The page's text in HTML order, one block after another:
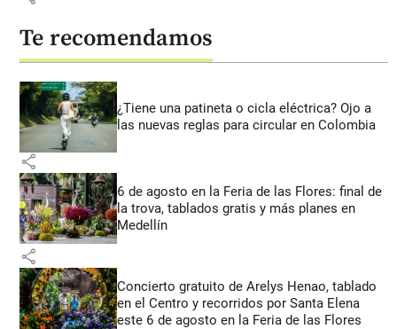
Te recomendamos
¿Tiene una patineta o cicla eléctrica? Ojo a
las nuevas reglas para circular en Colombia
share
6 de agosto en la Feria de las Flores: final de
la trova, tablados gratis y más planes en
Medellín
share
Concierto gratuito de Arelys Henao, tablado
en el Centro y recorridos por Santa Elena
este 6 de agosto en la Feria de las Flores